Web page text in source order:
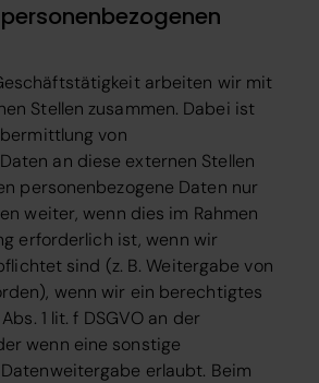
arbeiten wir mit
Stellen zusammen. Dabei ist
von
an diese externen Stellen
personenbezogene Daten nur
weiter, wenn dies im Rahmen
erforderlich ist, wenn wir
sind (z. B. Weitergabe von
wenn wir ein berechtigtes
1 lit. f DSGVO an der
wenn eine sonstige
erlaubt. Beim